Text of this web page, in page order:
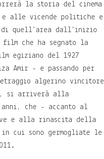
la storia del cinema
alle vicende politiche e
di quell'area dall'inizio
film che ha segnato la
egiziano del 1927
Amir - e passando per
algerino vincitore
si arriverà alla
anni, che - accanto al
e alla rinascita della
cui sono germogliate le